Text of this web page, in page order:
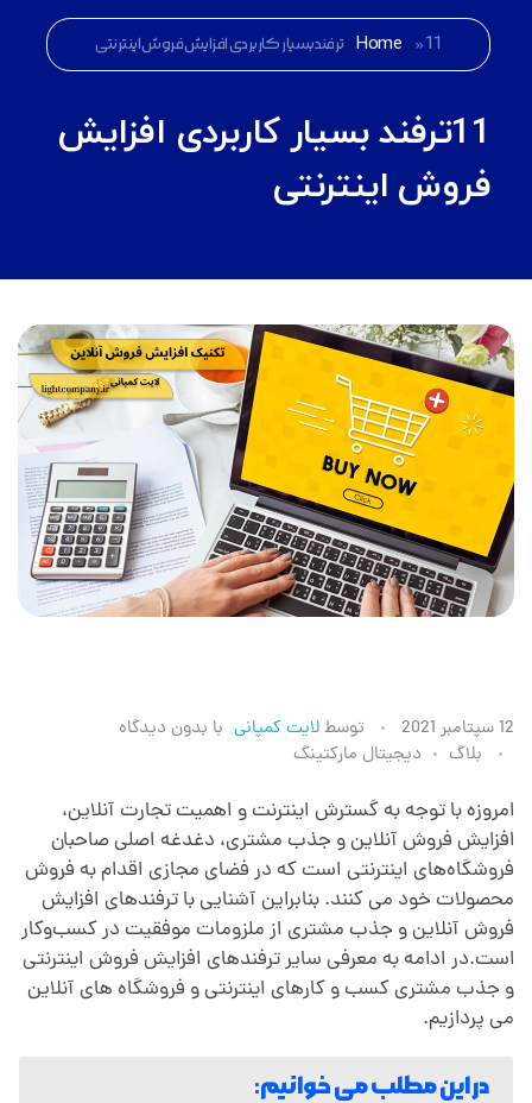
Home »11ترفند بسیار کاربردی افزایش فروش اینترنتی
11ترفند بسیار کاربردی افزایش
فروش اینترنتی
1
1
ت
ر
ف
12 سپتامبر 2021 توسطلایت کمپانی با بدون دیدگاه
بلاگ
دیجیتال مارکتینگ
امروزه با توجه به گسترش اینترنت و اهمیت تجارت آنلاین،
افزایش فروش آنلاین و جذب مشتری، دغدغه اصلی صاحبان
فروشگاه‌‌های اینترنتی است که در فضای مجازی اقدام به فروش
محصولات خود می کنند. بنابراین آشنایی با ترفندهای افزایش
فروش آنلاین و جذب مشتری از ملزومات موفقیت در کسب‌و‌کار
است.در ادامه به معرفی سایر ترفندهای افزایش فروش اینترنتی
و جذب مشتری کسب و کارهای اینترنتی و فروشگاه های آنلاین
می پردازیم.
در این مطلب می خوانیم: